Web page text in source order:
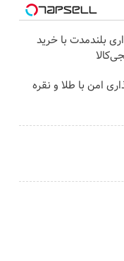
بلندمدت با خرید
امن با طلا و نقره